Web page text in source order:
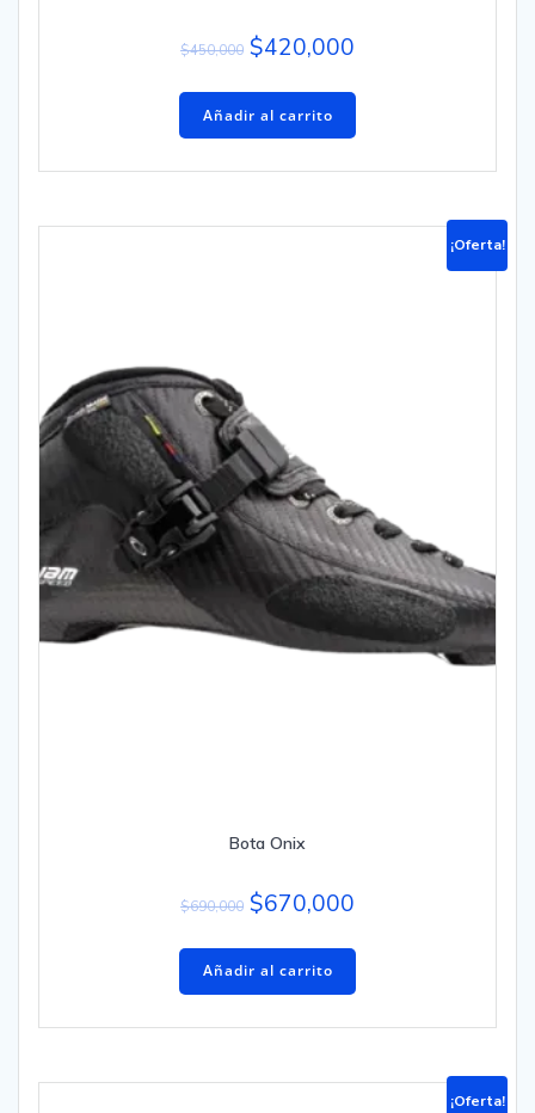
$450,000 $420,000
Añadir al carrito
¡Oferta!
Bota Onix
$690,000 $670,000
Añadir al carrito
¡Oferta!